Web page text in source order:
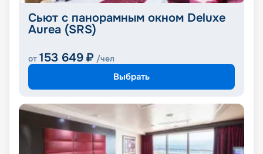
Сьют с панорамным окном Deluxe
Aurea (SRS)
от 153 649 ₽ /чел
Выбрать